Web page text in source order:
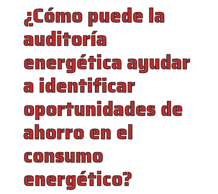
¿Cómo puede la
auditoría
energética ayudar
a identificar
oportunidades de
ahorro en el
consumo
energético?